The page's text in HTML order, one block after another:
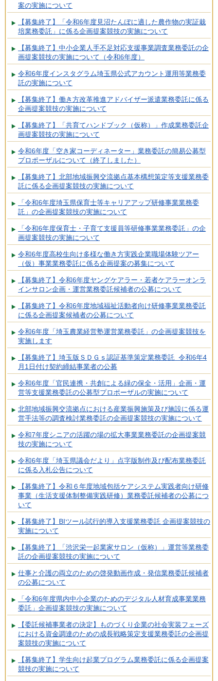
案の実施について
【募集終了】「令和6年度見沼たんぼに適した農作物の実証栽
培業務委託」に係る企画提案競技の実施について
【募集終了】中小企業人手不足対応支援事業調査業務委託の企
画提案競技の実施について（令和6年度）
令和6年度インスタグラム埼玉県公式アカウント運用等業務委
託の実施について
【募集終了】働き方改革推進アドバイザー派遣業務委託に係る
企画提案競技の実施について
【募集終了】「共育てハンドブック（仮称）」作成業務委託企
画提案競技の実施について
令和6年度「空き家コーディネーター」業務委託の簡易公募型
プロポーザルについて（終了しました）
【募集終了】北部地域振興交流拠点基本構想策定等支援業務委
託に係る企画提案競技の実施について
「令和6年度埼玉県保育士等キャリアアップ研修事業業務委
託」の企画提案競技の実施について
「令和6年度保育士・子育て支援員等研修事業業務委託」の企
画提案競技の実施について
令和6年度高校生向け多様な働き方実践企業職場体験ツアー
（仮）事業業務委託に係る企画提案の募集について
【募集終了】令和6年度ヤングケアラー・若者ケアラーオンラ
インサロン企画・運営業務委託候補者の公募について
【募集終了】令和6年度地域福祉活動者向け研修事業業務委託
に係る企画提案候補者の公募について
令和6年度「埼玉農業経営塾運営業務委託」の企画提案競技を
実施します
【募集終了】埼玉版ＳＤＧｓ認証基準策定業務委託 令和6年4
月1日付け契約締結事業者の公募
令和6年度「官民連携・共創による緑の保全・活用」企画・運
営等支援業務委託の公募型プロポーザルの実施について
北部地域振興交流拠点における産業振興施策及び施設に係る運
営手法等の調査検討業務委託の企画提案競技の実施について
令和7年度シニアの活躍の場の拡大事業業務委託の企画提案競
技の実施について
令和6年度「埼玉県議会だより」点字版制作及び配布業務委託
に係る入札公告について
【募集終了】令和６年度地域包括ケアシステム実践者向け研修
事業（生活支援体制整備実践研修）業務委託候補者の公募につ
いて
【募集終了】BIツール試行的導入支援業務委託 企画提案競技の
実施について
【募集終了】「渋沢栄一起業家サロン（仮称）」運営等業務委
託の企画提案競技の実施について
仕事と介護の両立のための啓発動画作成・発信業務委託候補者
の公募について
「令和6年度県内中小企業のためのデジタル人材育成事業業務
委託」企画提案競技の実施について
【委託候補事業者の決定】ものづくり企業の社会実装フェーズ
における資金調達のための成長戦略策定支援業務委託の企画提
案競技の実施について
【募集終了】学生向け起業プログラム業務委託に係る企画提案
競技の実施について